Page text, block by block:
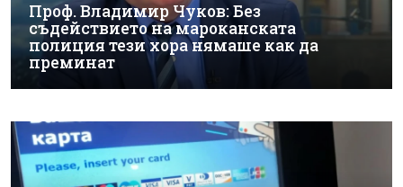
Проф. Владимир Чуков: Без
съдействието на мароканската
полиция тези хора нямаше как да
преминат